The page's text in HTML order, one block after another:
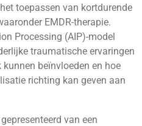
toepassen van kortdurende
EMDR-therapie.
Processing (AIP)-model
traumatische ervaringen
beïnvloeden en hoe
richting kan geven aan
van een